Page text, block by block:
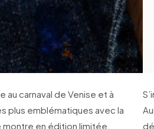
au carnaval de Venise et à
plus emblématiques avec la
en édition limitée,